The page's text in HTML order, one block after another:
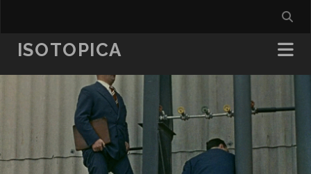
ISOTOPICA